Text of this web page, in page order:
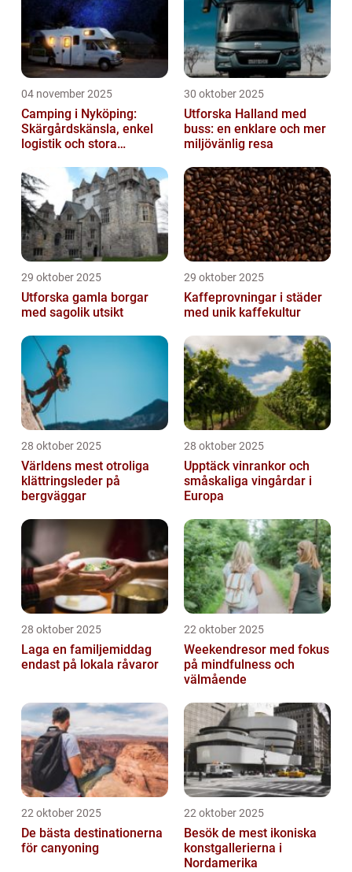
04 november 2025
Camping i Nyköping:
Skärgårdskänsla, enkel
logistik och stora
30 oktober 2025
Utforska Halland med
buss: en enklare och mer
miljövänlig resa
29 oktober 2025
Utforska gamla borgar
med sagolik utsikt
29 oktober 2025
Kaffeprovningar i städer
med unik kaffekultur
28 oktober 2025
Världens mest otroliga
klättringsleder på
bergväggar
28 oktober 2025
Upptäck vinrankor och
småskaliga vingårdar i
Europa
28 oktober 2025
Laga en familjemiddag
endast på lokala råvaror
22 oktober 2025
Weekendresor med fokus
på mindfulness och
välmående
22 oktober 2025
De bästa destinationerna
för canyoning
22 oktober 2025
Besök de mest ikoniska
konstgallerierna i
Nordamerika